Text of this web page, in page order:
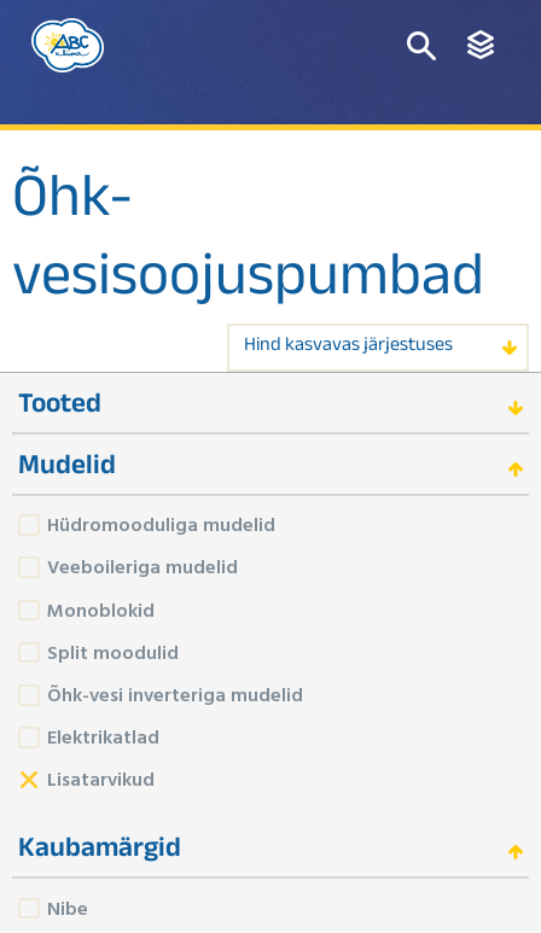
Õhk-
vesisoojuspumbad
Hind kasvavas järjestuses
Tooted
Mudelid
Hüdromooduliga mudelid
Veeboileriga mudelid
Monoblokid
Split moodulid
Õhk-vesi inverteriga mudelid
Elektrikatlad
Lisatarvikud
Kaubamärgid
Nibe